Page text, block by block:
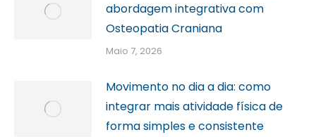
abordagem integrativa com
Osteopatia Craniana
Maio 7, 2026
Movimento no dia a dia: como
integrar mais atividade física de
forma simples e consistente